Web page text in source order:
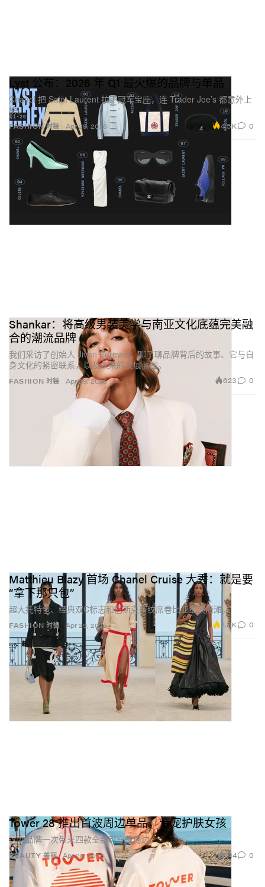
FASHION 时装
Lyst 公布：2026 年 Q1 最火爆的品牌与单品
Chanel 把 Saint Laurent 拉下冠军宝座，连 Trader Joe’s 都意外上
榜。
Apr 29, 2026 4.5K 0
FASHION 时装
Shankar：将高级男装美学与南亚文化底蕴完美融
合的潮流品牌
我们采访了创始人 Jivan Purewal，聊了聊品牌背后的故事、它与自
身文化的紧密联系，以及未来的发展蓝图。
Apr 29, 2026 623 0
FASHION 时装
Matthieu Blazy 首场 Chanel Cruise 大秀：就是要
“拿下那只包”
超大托特包、经典双C标志和巴斯克条纹席卷比亚里茨海滩。
Apr 29, 2026 2.8K 0
BEAUTY 美丽
Tower 28 推出首波周边单品，专宠护肤女孩
这次品牌一次带来四款全新可穿戴周边。
Apr 28, 2026 914 0